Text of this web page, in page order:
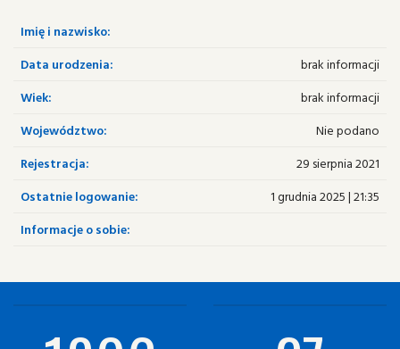
Imię i nazwisko:
Data urodzenia:
brak informacji
Wiek:
brak informacji
Województwo:
Nie podano
Rejestracja:
29 sierpnia 2021
Ostatnie logowanie:
1 grudnia 2025 | 21:35
Informacje o sobie: